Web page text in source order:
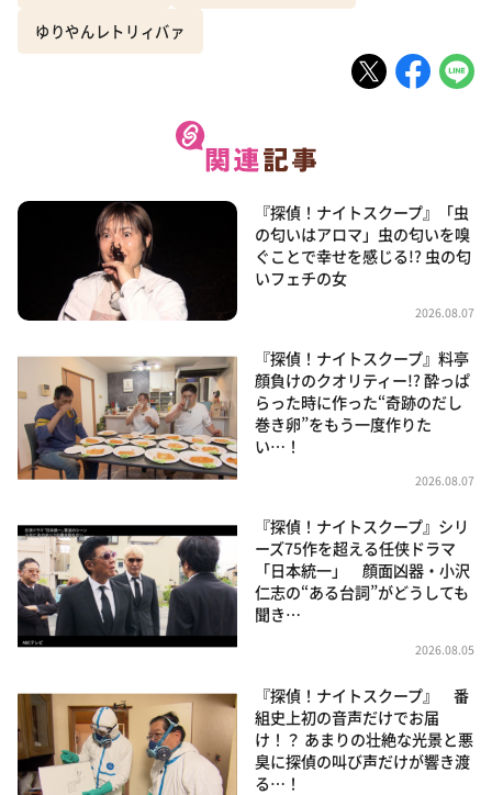
ゆりやんレトリィバァ
『探偵！ナイトスクープ』「虫
の匂いはアロマ」虫の匂いを嗅
ぐことで幸せを感じる!? 虫の匂
いフェチの女
2026.08.07
『探偵！ナイトスクープ』料亭
顔負けのクオリティー!? 酔っぱ
らった時に作った“奇跡のだし
巻き卵”をもう一度作りた
い…！
2026.08.07
『探偵！ナイトスクープ』シリ
ーズ75作を超える任侠ドラマ
「日本統一」 顔面凶器・小沢
仁志の“ある台詞”がどうしても
聞き…
2026.08.05
『探偵！ナイトスクープ』 番
組史上初の音声だけでお届
け！？ あまりの壮絶な光景と悪
臭に探偵の叫び声だけが響き渡
る…！